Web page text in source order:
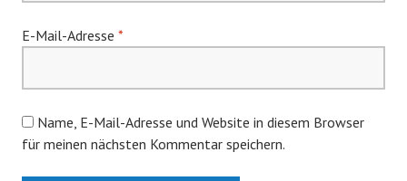
E-Mail-Adresse *
Name, E-Mail-Adresse und Website in diesem Browser
für meinen nächsten Kommentar speichern.